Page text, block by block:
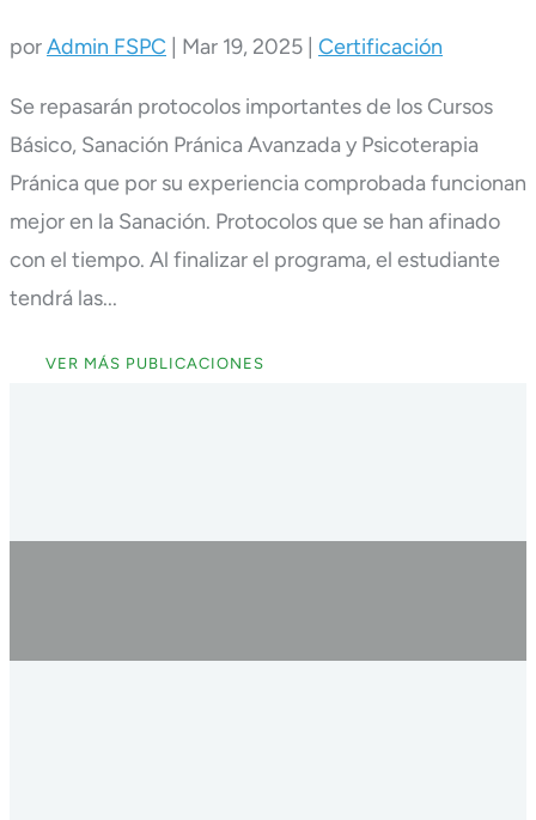
porAdmin FSPC Mar 19, 2025 Certificación
Se repasarán protocolos importantes de los Cursos
Básico, Sanación Pránica Avanzada y Psicoterapia
Pránica que por su experiencia comprobada funcionan
mejor en la Sanación. Protocolos que se han afinado
con el tiempo. Al finalizar el programa, el estudiante
tendrá las...
VER MÁS PUBLICACIONES